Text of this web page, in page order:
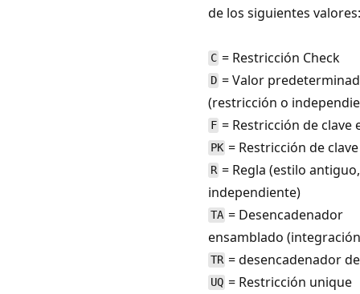
de los siguientes valores:
C = Restricción Check
D = Valor
(restricción o
F = Restricción de clave
PK = Restricción de
R = Regla (estilo antiguo,
independiente)
TA = Desencadenador
ensamblado (integración
TR = desencadenador
UQ = Restricción unique